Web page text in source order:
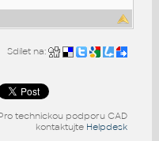
Sdílet na:
technickou podporu CAD
kontaktujte Helpdesk